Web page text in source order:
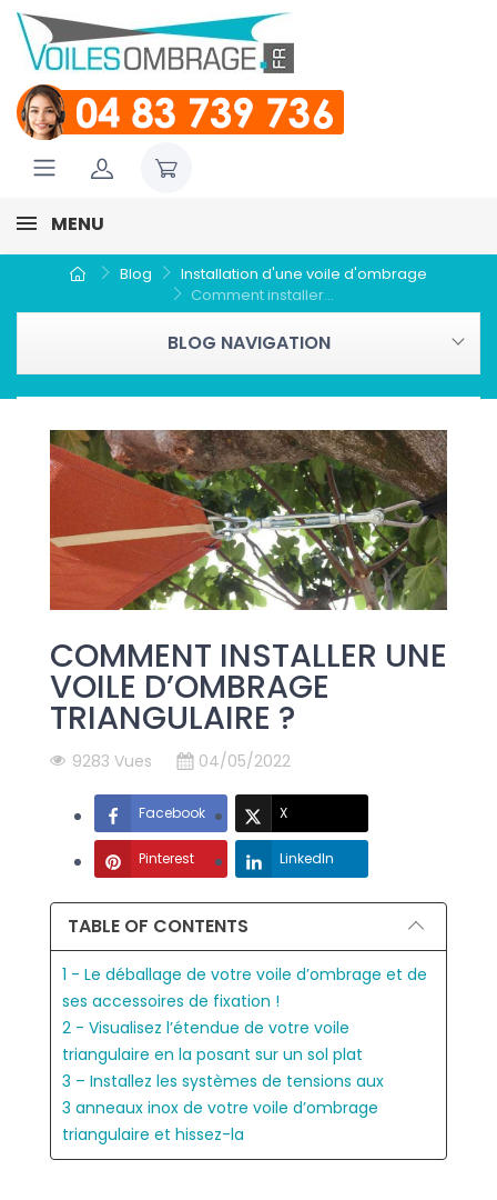
MENU
Blog
Installation d'une voile d'ombrage
Comment installer...
BLOG NAVIGATION
COMMENT INSTALLER UNE
VOILE D’OMBRAGE
TRIANGULAIRE ?
9283 Vues 04/05/2022
Facebook X
Pinterest LinkedIn
TABLE OF CONTENTS
1 - Le déballage de votre voile d’ombrage et de
ses accessoires de fixation !
2 - Visualisez l’étendue de votre voile
triangulaire en la posant sur un sol plat
3 – Installez les systèmes de tensions aux
3 anneaux inox de votre voile d’ombrage
triangulaire et hissez-la